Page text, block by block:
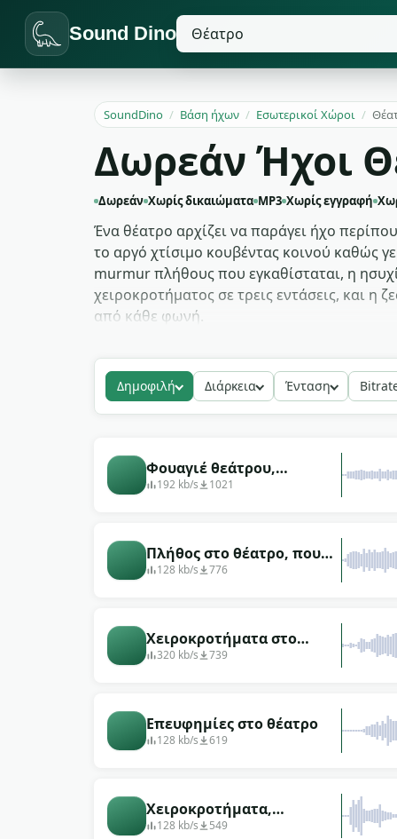
Sound Dino
SoundDino / Βάση ήχων / Εσωτερικοί Χώροι /
Δωρεάν Ήχοι
Δωρεάν Χωρίς δικαιώματα MP3 Χωρίς εγγραφή
Ένα θέατρο αρχίζει να παράγει ήχο
το αργό χτίσιμο κουβέντας κοινού καθώς
murmur πλήθους που εγκαθίσταται, η
χειροκροτήματος σε τρεις εντάσεις, και
από κάθε φωνή.
σύντομα ξεσπάσματα χειροκροτήματος
στο movie theater bed — projector hum,
χαρακτήρας. Όλη η συλλογή δωρεάν για
Δημοφιλή Διάρκεια Ένταση
Φουαγιέ θεάτρου,
θόρυβος, φωνές πριν από
192 kb/s 1021
Πλήθος στο θέατρο, που
στήνει μια συμφωνική
128 kb/s 776
Χειροκροτήματα στο
θέατρο (400 άτομα)
320 kb/s 739
Επευφημίες στο θέατρο
128 kb/s 619
Χειροκροτήματα,
συζητήσεις του πλήθους
128 kb/s 549